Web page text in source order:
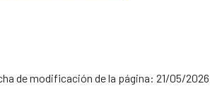
de modificación de la página: 21/05/2026